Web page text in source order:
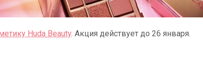
Huda Beauty. Акция действует до 26 января.